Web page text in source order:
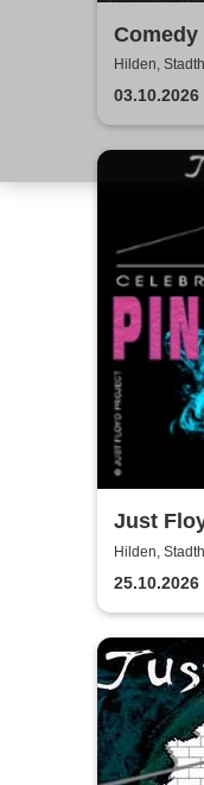
Comedy
Hilden,
03.10.2026
Just
Floyd
Hilden,
25.10.2026